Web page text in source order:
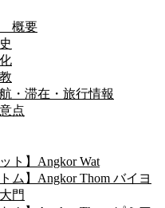
概要
・滞在・旅行情報
点
ト】Angkor Wat
ム】Angkor Thom バイヨ
門